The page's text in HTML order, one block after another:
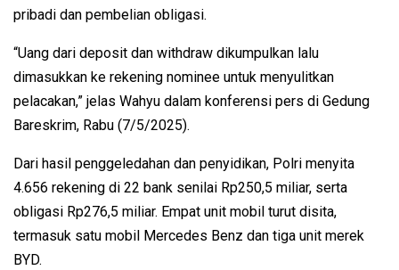
pribadi dan pembelian obligasi.
“Uang dari deposit dan withdraw dikumpulkan lalu
dimasukkan ke rekening nominee untuk menyulitkan
pelacakan,” jelas Wahyu dalam konferensi pers di Gedung
Bareskrim, Rabu (7/5/2025).
Dari hasil penggeledahan dan penyidikan, Polri menyita
4.656 rekening di 22 bank senilai Rp250,5 miliar, serta
obligasi Rp276,5 miliar. Empat unit mobil turut disita,
termasuk satu mobil Mercedes Benz dan tiga unit merek
BYD.